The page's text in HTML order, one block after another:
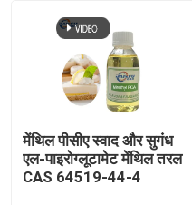
मेंथिल पीसीए स्वाद और सुगंध
एल-पाइरोग्लूटामेट मेंथिल तरल
CAS 64519-44-4